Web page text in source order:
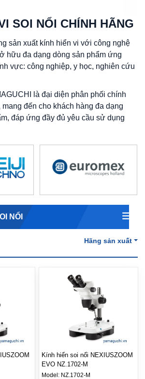
SOI NỔI CHÍNH HÃNG
sản xuất kính hiển vi với công nghệ
hữu đa dạng dòng sản phẩm ứng
vực: công nghiệp, y học, nghiên cứu
là đại diện phân phối chính
mang đến cho khách hàng đa dạng
đáp ứng đầy đủ yêu cầu sử dụng
NỔI
Hãng sản xuất
Kính hiển soi nổi NEXIUSZOOM
EVO NZ.1702‑M
Model: NZ.1702‑M